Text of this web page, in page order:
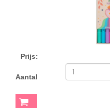
Prijs:
Aantal